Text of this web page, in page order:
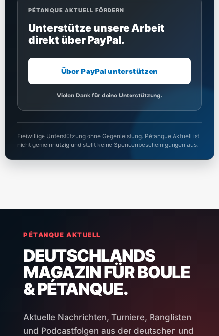
PÉTANQUE AKTUELL FÖRDERN
Unterstütze unsere Arbeit
direkt über PayPal.
Über PayPal unterstützen
Vielen Dank für deine Unterstützung.
Freiwillige Unterstützung ohne Gegenleistung. Pétanque Aktuell ist
nicht gemeinnützig und stellt keine Spendenbescheinigungen aus.
PÉTANQUE AKTUELL
DEUTSCHLANDS
MAGAZIN FÜR BOULE
& PÉTANQUE.
Aktuelle Nachrichten, Turniere, Ranglisten
und Podcastfolgen aus der deutschen und